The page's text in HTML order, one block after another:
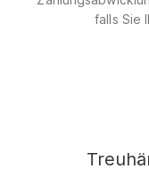
falls Sie